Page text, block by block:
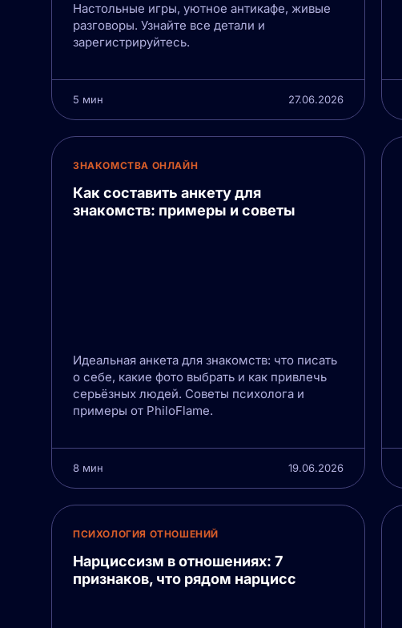
Настольные игры, уютное антикафе, живые
разговоры. Узнайте все детали и
зарегистрируйтесь.
5 мин 27.06.2026
ЗНАКОМСТВА ОНЛАЙН
Как составить анкету для
знакомств: примеры и советы
Идеальная анкета для знакомств: что писать
о себе, какие фото выбрать и как привлечь
серьёзных людей. Советы психолога и
примеры от PhiloFlame.
8 мин 19.06.2026
ПСИХОЛОГИЯ ОТНОШЕНИЙ
Нарциссизм в отношениях: 7
признаков, что рядом нарцисс